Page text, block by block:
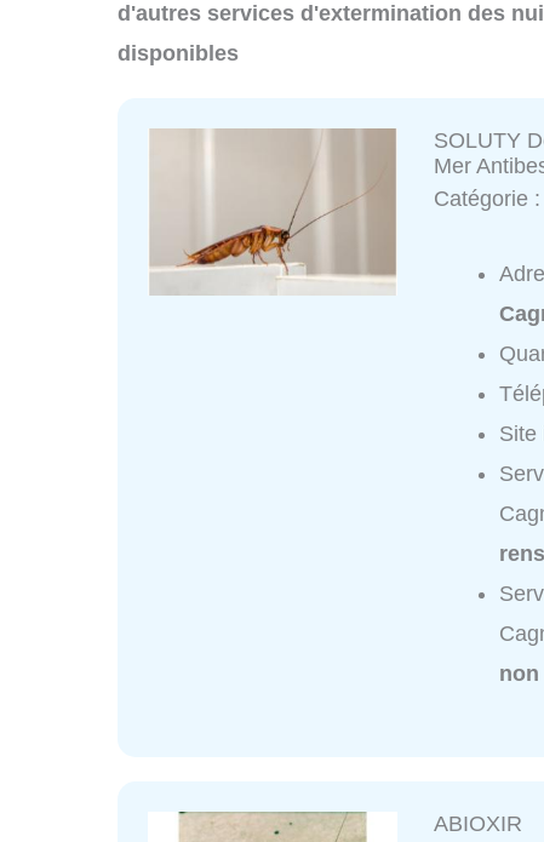
d'autres services d'extermination des
disponibles
SOLUTY
Mer
Catégorie
Site
non
ABIOXIR